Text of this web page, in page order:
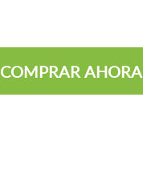
COMPRAR AHORA